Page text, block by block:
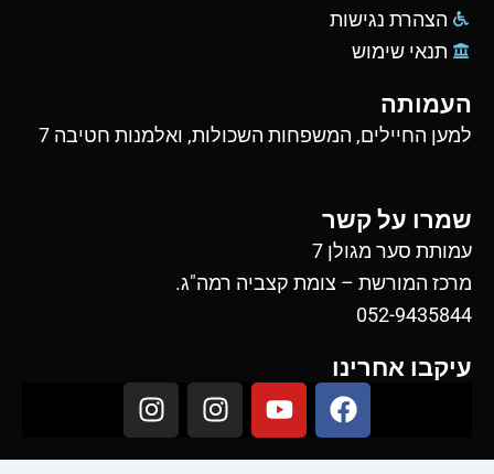
הצהרת נגישות
תנאי שימוש
העמותה
למען החיילים, המשפחות השכולות, ואלמנות חטיבה 7
שמרו על קשר
עמותת סער מגולן 7
מרכז המורשת – צומת קצביה רמה"ג.
052-9435844
עיקבו אחרינו
F
a
c
Y
o
u
I
n
s
I
n
s